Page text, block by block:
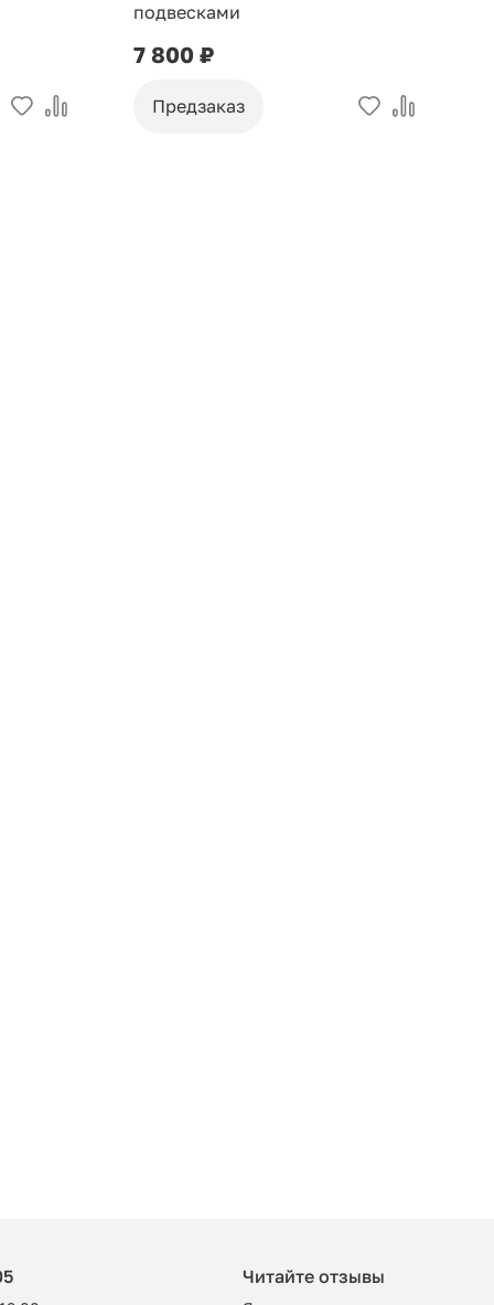
подвесками
7 800 ₽
Предзаказ
Читайте отзывы